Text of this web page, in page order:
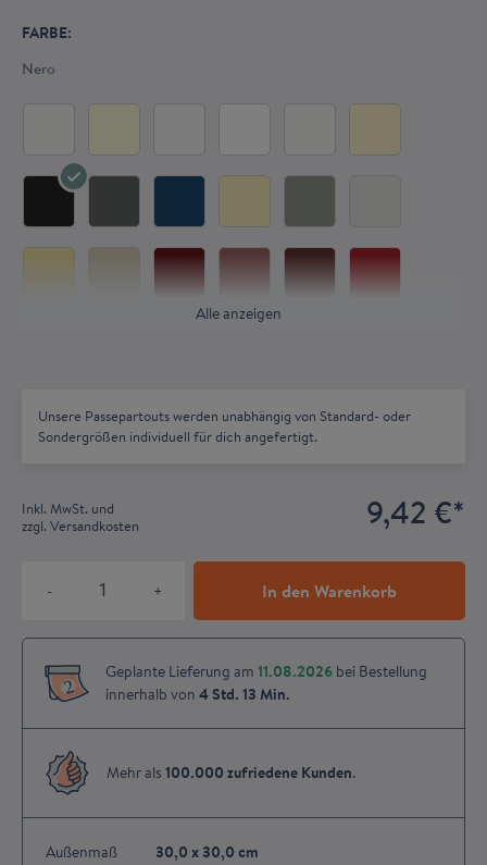
FARBE:
Nero
Alle anzeigen
Unsere Passepartouts werden unabhängig von Standard- oder
Sondergrößen individuell für dich angefertigt.
Inkl. MwSt. und
zzgl. Versandkosten
9,42 €*
- + In den Warenkorb
2
Geplante Lieferung am 11.08.2026 bei Bestellung
innerhalb von 4 Std. 13 Min.
Mehr als 100.000 zufriedene Kunden.
Außenmaß
30,0 x 30,0 cm